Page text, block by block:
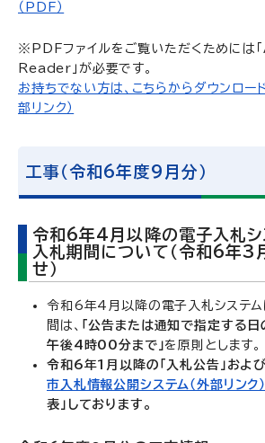
（PDF）
※PDFファイルをご覧いただくために
Reader」が必要です。
お持ちでない方は、こちらからダウンロー
部リンク）
工事（令和6年度9月分）
令和6年4月以降の電子入札シ
入札期間について（令和6年3
せ）
令和6年4月以降の電子入札システム
間は、 「公告または通知で指定する
午後4時00分まで」を原則とします。
令和6年1月以降の「入札公告」および
市入札情報公開システム（外部リンク）
表」しております。